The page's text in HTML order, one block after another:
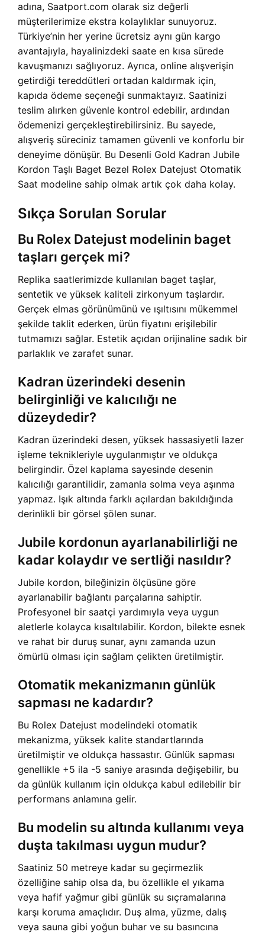
adına, Saatport.com olarak siz değerli
müşterilerimize ekstra kolaylıklar sunuyoruz.
Türkiye’nin her yerine ücretsiz aynı gün kargo
avantajıyla, hayalinizdeki saate en kısa sürede
kavuşmanızı sağlıyoruz. Ayrıca, online alışverişin
getirdiği tereddütleri ortadan kaldırmak için,
kapıda ödeme seçeneği sunmaktayız. Saatinizi
teslim alırken güvenle kontrol edebilir, ardından
ödemenizi gerçekleştirebilirsiniz. Bu sayede,
alışveriş süreciniz tamamen güvenli ve konforlu bir
deneyime dönüşür. Bu Desenli Gold Kadran Jubile
Kordon Taşlı Baget Bezel Rolex Datejust Otomatik
Saat modeline sahip olmak artık çok daha kolay.
Sıkça Sorulan Sorular
Bu Rolex Datejust modelinin baget
taşları gerçek mi?
Replika saatlerimizde kullanılan baget taşlar,
sentetik ve yüksek kaliteli zirkonyum taşlardır.
Gerçek elmas görünümünü ve ışıltısını mükemmel
şekilde taklit ederken, ürün fiyatını erişilebilir
tutmamızı sağlar. Estetik açıdan orijinaline sadık bir
parlaklık ve zarafet sunar.
Kadran üzerindeki desenin
belirginliği ve kalıcılığı ne
düzeydedir?
Kadran üzerindeki desen, yüksek hassasiyetli lazer
işleme teknikleriyle uygulanmıştır ve oldukça
belirgindir. Özel kaplama sayesinde desenin
kalıcılığı garantilidir, zamanla solma veya aşınma
yapmaz. Işık altında farklı açılardan bakıldığında
derinlikli bir görsel şölen sunar.
Jubile kordonun ayarlanabilirliği ne
kadar kolaydır ve sertliği nasıldır?
Jubile kordon, bileğinizin ölçüsüne göre
ayarlanabilir bağlantı parçalarına sahiptir.
Profesyonel bir saatçi yardımıyla veya uygun
aletlerle kolayca kısaltılabilir. Kordon, bilekte esnek
ve rahat bir duruş sunar, aynı zamanda uzun
ömürlü olması için sağlam çelikten üretilmiştir.
Otomatik mekanizmanın günlük
sapması ne kadardır?
Bu Rolex Datejust modelindeki otomatik
mekanizma, yüksek kalite standartlarında
üretilmiştir ve oldukça hassastır. Günlük sapması
genellikle +5 ila -5 saniye arasında değişebilir, bu
da günlük kullanım için oldukça kabul edilebilir bir
performans anlamına gelir.
Bu modelin su altında kullanımı veya
duşta takılması uygun mudur?
Saatiniz 50 metreye kadar su geçirmezlik
özelliğine sahip olsa da, bu özellikle el yıkama
veya hafif yağmur gibi günlük su sıçramalarına
karşı koruma amaçlıdır. Duş alma, yüzme, dalış
veya sauna gibi yoğun buhar ve su basıncına